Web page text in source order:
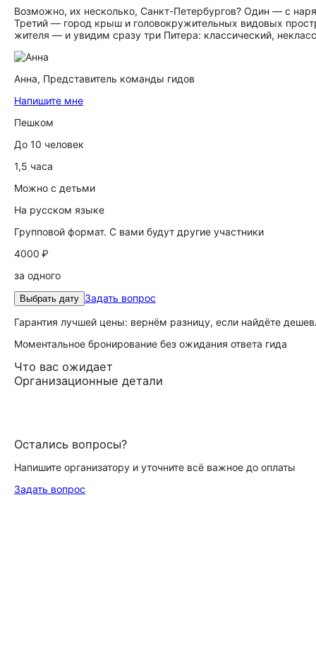
Возможно, их несколько, Санкт-Петербургов? Один — с
Третий — город крыш и головокружительных видовых
жителя — и увидим сразу три Питера: классический,
Анна, Представитель команды гидов
Напишите мне
Пешком
До 10 человек
1,5 часа
Можно с детьми
На русском языке
Групповой формат. С вами будут другие участники
4000 ₽
за одного
Выбрать дату Задать вопрос
Гарантия лучшей цены: вернём разницу, если найдёте
Моментальное бронирование без ожидания ответа гида
Что вас ожидает
Организационные детали
Остались вопросы?
Напишите организатору и уточните всё важное до оплаты
Задать вопрос